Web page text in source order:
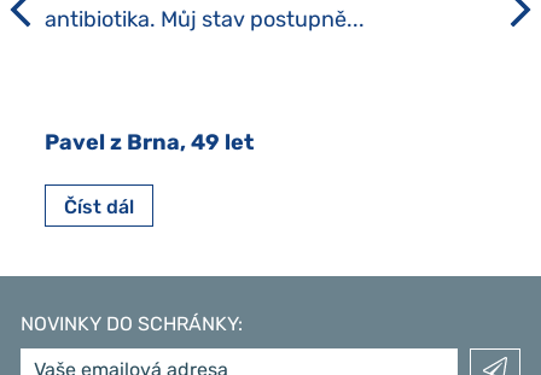
antibiotika. Můj stav postupně...
Pavel z Brna, 49 let
Číst dál
NOVINKY DO SCHRÁNKY: